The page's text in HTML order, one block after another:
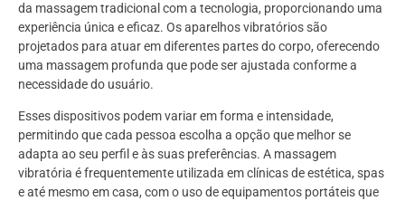
da massagem tradicional com a tecnologia, proporcionando uma
experiência única e eficaz. Os aparelhos vibratórios são
projetados para atuar em diferentes partes do corpo, oferecendo
uma massagem profunda que pode ser ajustada conforme a
necessidade do usuário.
Esses dispositivos podem variar em forma e intensidade,
permitindo que cada pessoa escolha a opção que melhor se
adapta ao seu perfil e às suas preferências. A massagem
vibratória é frequentemente utilizada em clínicas de estética, spas
e até mesmo em casa, com o uso de equipamentos portáteis que